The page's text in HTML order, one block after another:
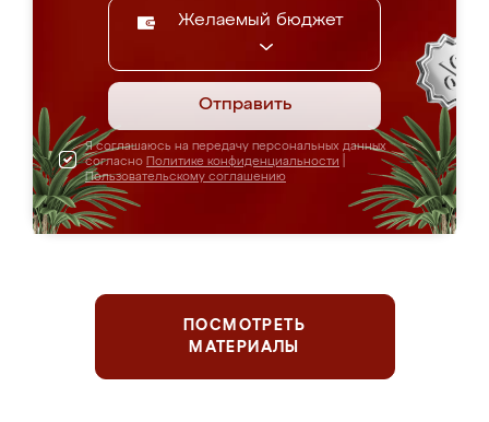
Желаемый бюджет
Отправить
Я соглашаюсь на передачу персональных данных
согласно Политике конфиденциальности
Пользовательскому соглашению
ПОСМОТРЕТЬ
МАТЕРИАЛЫ